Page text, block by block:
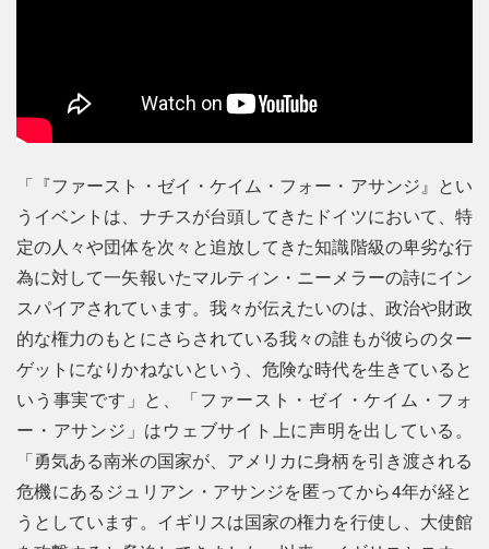
「『ファースト・ゼイ・ケイム・フォー・アサンジ』とい
うイベントは、ナチスが台頭してきたドイツにおいて、特
定の人々や団体を次々と追放してきた知識階級の卑劣な行
為に対して一矢報いたマルティン・ニーメラーの詩にイン
スパイアされています。我々が伝えたいのは、政治や財政
的な権力のもとにさらされている我々の誰もが彼らのター
ゲットになりかねないという、危険な時代を生きていると
いう事実です」と、「ファースト・ゼイ・ケイム・フォ
ー・アサンジ」はウェブサイト上に声明を出している。
「勇気ある南米の国家が、アメリカに身柄を引き渡される
危機にあるジュリアン・アサンジを匿ってから4年が経と
うとしています。イギリスは国家の権力を行使し、大使館